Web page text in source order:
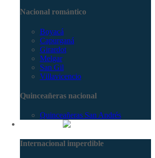
Nacional romántico
Boyacá
Capurganá
Girardot
Melgar
San Gil
Villavicencio
Quinceañeras nacional
Quinceañeras San Andrés
Internacional imperdible